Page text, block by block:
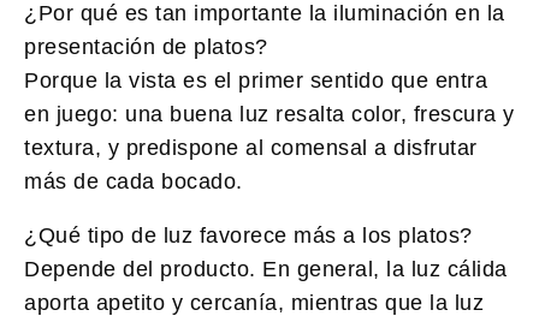
¿Por qué es tan importante la iluminación en la
presentación de platos?
Porque la vista es el primer sentido que entra
en juego: una buena luz resalta color, frescura y
textura, y predispone al comensal a disfrutar
más de cada bocado.
¿Qué tipo de luz favorece más a los platos?
Depende del producto. En general, la luz cálida
aporta apetito y cercanía, mientras que la luz